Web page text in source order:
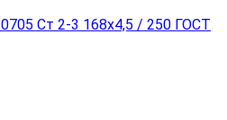
Ст 2-3 168x4,5 / 250 ГОСТ